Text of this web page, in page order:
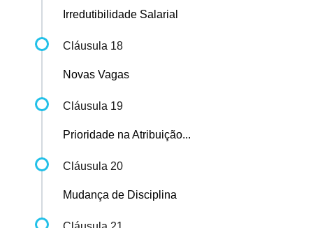
Irredutibilidade Salarial
Cláusula 18
Novas Vagas
Cláusula 19
Prioridade na Atribuição...
Cláusula 20
Mudança de Disciplina